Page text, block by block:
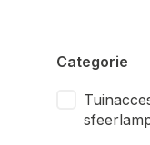
Categorie